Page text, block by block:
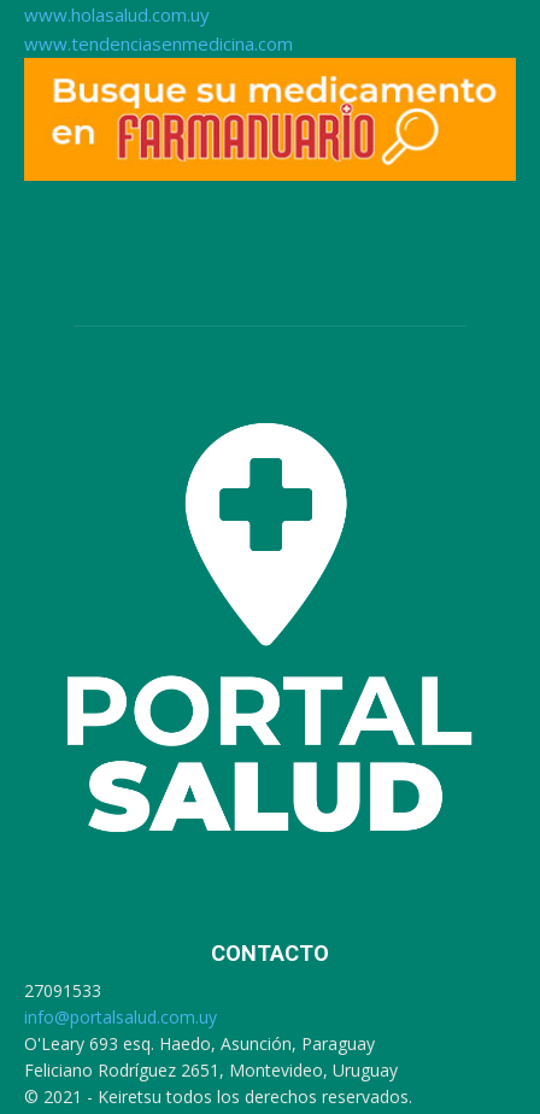
www.holasalud.com.uy
www.tendenciasenmedicina.com
CONTACTO
27091533
info@portalsalud.com.uy
O'Leary 693 esq. Haedo, Asunción, Paraguay
Feliciano Rodríguez 2651, Montevideo, Uruguay
© 2021 - Keiretsu todos los derechos reservados.